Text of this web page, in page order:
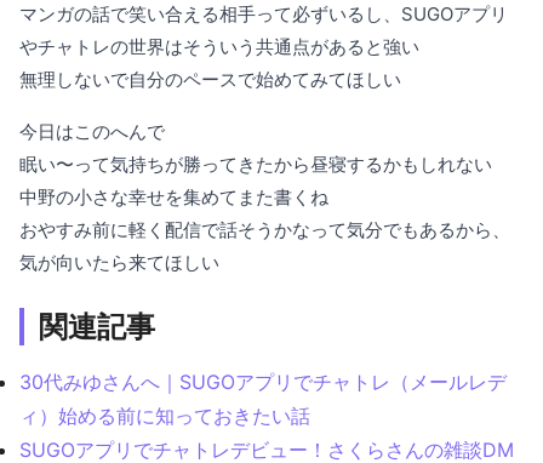
マンガの話で笑い合える相手って必ずいるし、SUGOアプリ
やチャトレの世界はそういう共通点があると強い
無理しないで自分のペースで始めてみてほしい
今日はこのへんで
眠い〜って気持ちが勝ってきたから昼寝するかもしれない
中野の小さな幸せを集めてまた書くね
おやすみ前に軽く配信で話そうかなって気分でもあるから、
気が向いたら来てほしい
関連記事
30代みゆさんへ｜SUGOアプリでチャトレ（メールレデ
ィ）始める前に知っておきたい話
SUGOアプリでチャトレデビュー！さくらさんの雑談DM